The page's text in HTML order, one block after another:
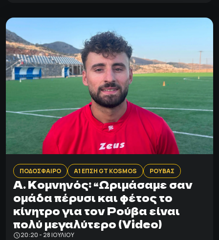
ΠΟΔΟΣΦΑΙΡΟ Α1 ΕΠΣΗ GT KOSMOS ΡΟΥΒΑΣ
A. Kομνηνός: “Ωριμάσαμε σαν
ομάδα πέρυσι και φέτος το
κίνητρο για τον Ρούβα είναι
πολύ μεγαλύτερο (Video)
20:20 - 28 ΙΟΥΛΊΟΥ